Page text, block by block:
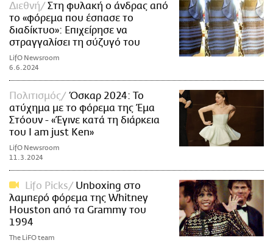
Διεθνή
Στη φυλακή ο άνδρας από
το «φόρεμα που έσπασε το
διαδίκτυο»: Επιχείρησε να
στραγγαλίσει τη σύζυγό του
LifO Newsroom
6.6.2024
Πολιτισμός
Όσκαρ 2024: Το
ατύχημα με το φόρεμα της Έμα
Στόουν - «Έγινε κατά τη διάρκεια
του I am just Ken»
LifO Newsroom
11.3.2024
Lifo Picks
Unboxing στο
λαμπερό φόρεμα της Whitney
Houston από τα Grammy του
1994
The LiFO team